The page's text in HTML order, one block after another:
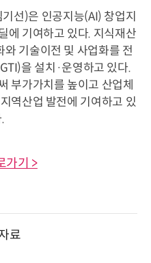
선)은 인공지능(AI) 창업지
에 기여하고 있다. 지식재산
기술이전 및 사업화를 전
을 설치·운영하고 있다.
부가가치를 높이고 산업체
역산업 발전에 기여하고 있
가기 >
료